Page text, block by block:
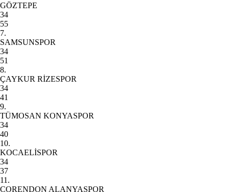
GÖZTEPE
34
55
7.
SAMSUNSPOR
34
51
8.
ÇAYKUR RİZESPOR
34
41
9.
TÜMOSAN KONYASPOR
34
40
10.
KOCAELİSPOR
34
37
11.
CORENDON ALANYASPOR